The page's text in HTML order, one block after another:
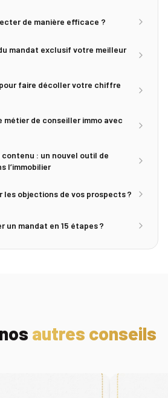
de manière efficace ?
mandat exclusif votre meilleur
faire décoller votre chiffre
métier de conseiller immo avec
contenu : un nouvel outil de
l’immobilier
les objections de vos prospects ?
un mandat en 15 étapes ?
autres conseils